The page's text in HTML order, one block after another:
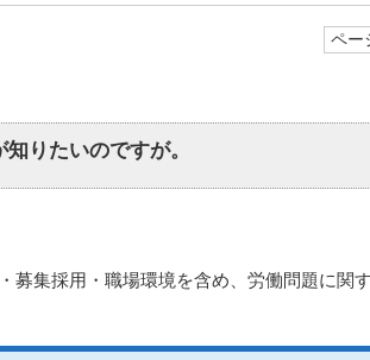
ペー
りたいのですが。
募集採用・職場環境を含め、労働問題に関